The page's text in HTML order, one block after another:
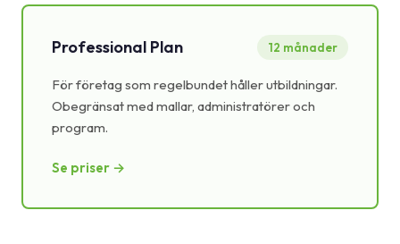
Professional Plan 12 månader
För företag som regelbundet håller utbildningar.
Obegränsat med mallar, administratörer och
program.
Se priser →